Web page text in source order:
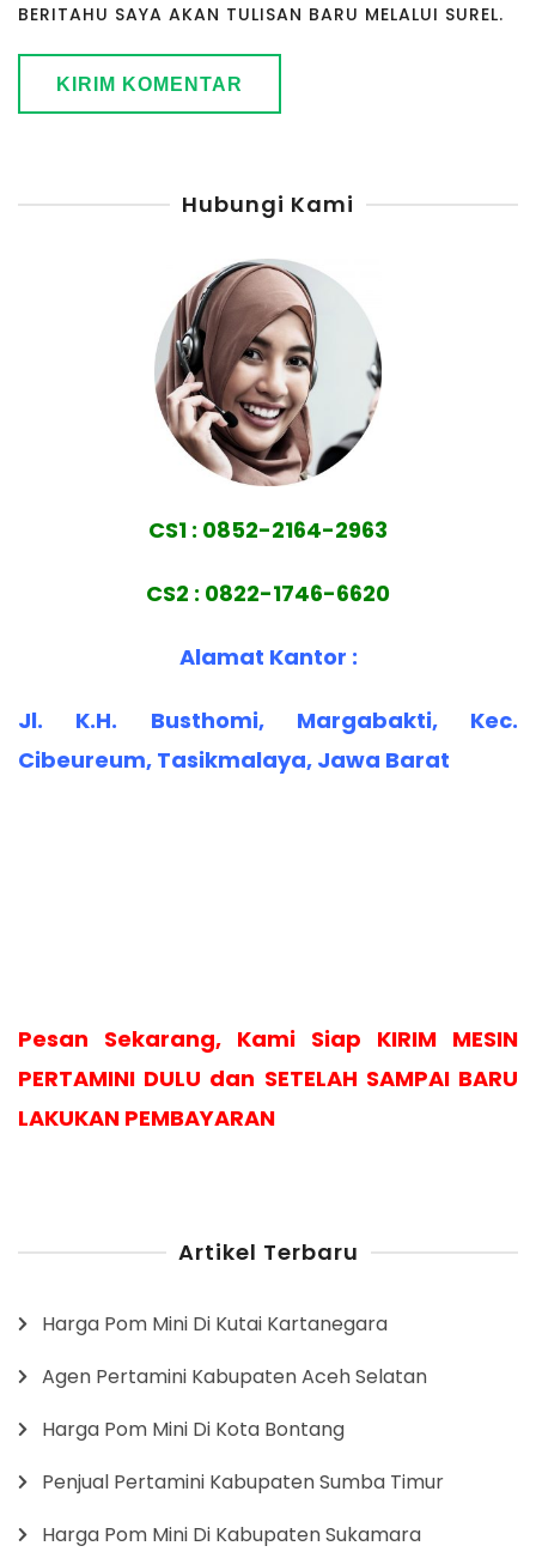
BERITAHU SAYA AKAN TULISAN BARU MELALUI SUREL.
Hubungi Kami
CS1 : 0852-2164-2963
CS2 : 0822-1746-6620
Alamat Kantor :
Jl. K.H. Busthomi, Margabakti, Kec.
Cibeureum, Tasikmalaya, Jawa Barat
Pesan Sekarang, Kami Siap KIRIM MESIN
PERTAMINI DULU dan SETELAH SAMPAI BARU
LAKUKAN PEMBAYARAN
Artikel Terbaru
Harga Pom Mini Di Kutai Kartanegara
Agen Pertamini Kabupaten Aceh Selatan
Harga Pom Mini Di Kota Bontang
Penjual Pertamini Kabupaten Sumba Timur
Harga Pom Mini Di Kabupaten Sukamara